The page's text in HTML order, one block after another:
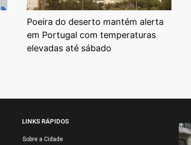
Poeira do deserto mantém alerta
em Portugal com temperaturas
elevadas até sábado
LINKS RÁPIDOS
Sobre a Cidade